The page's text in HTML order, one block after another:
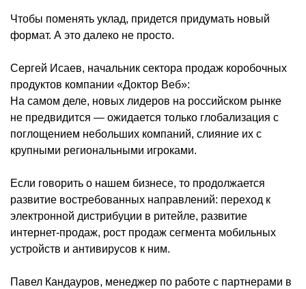
Чтобы поменять уклад, придется придумать новый
формат. А это далеко не просто.
Сергей Исаев, начальник сектора продаж коробочных
продуктов компании «Доктор Веб»:
На самом деле, новых лидеров на российском рынке
не предвидится — ожидается только глобализация с
поглощением небольших компаний, слияние их с
крупными региональными игроками.
Если говорить о нашем бизнесе, то продолжается
развитие востребованных направлений: переход к
электронной дистрибуции в ритейле, развитие
интернет-продаж, рост продаж сегмента мобильных
устройств и антивирусов к ним.
Павел Кандауров, менеджер по работе с партнерами в